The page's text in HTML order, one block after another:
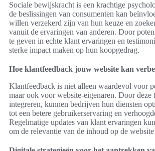
Sociale bewijskracht is een krachtige
de beslissingen van consumenten kan
willen verzekerd zijn van hun keuze en
vanuit de ervaringen van anderen. Door
te geven in echte klant ervaringen en
sterke impact maken op hun koopgedrag.
Hoe klantfeedback jouw website kan
Klantfeedback is niet alleen waardevol voor
maar ook voor website-eigenaren. Door deze
integreren, kunnen bedrijven hun diensten
tot een betere gebruikerservaring en
Regelmatige updates van klant ervaringen
om de relevantie van de inhoud op de